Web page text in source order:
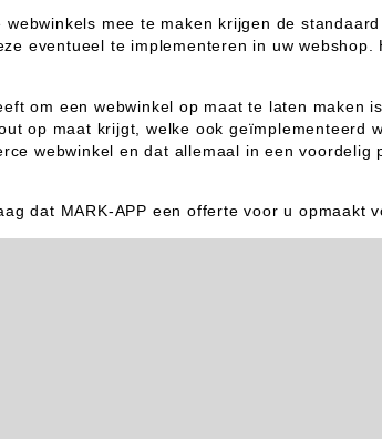
mee te maken krijgen de
eventueel te implementeren in uw
om een webwinkel op maat te laten maken
op maat krijgt, welke ook geïmplementeerd
webwinkel en dat allemaal in een
dat MARK-APP een offerte voor u opmaakt